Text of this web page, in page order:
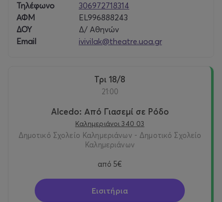
Τηλέφωνο
306972718314
ΑΦΜ
EL996888243
ΔΟΥ
Δ/ Αθηνών
Email
ivivilak@theatre.uoa.gr
Τρι 18/8
21:00
Alcedo: Από Γιασεμί σε Ρόδο
Καλημεριάνοι 340 03
Δημοτικό Σχολείο Καλημεριάνων - Δημοτικό Σχολείο
Καλημεριάνων
από 5€
Εισιτήρια